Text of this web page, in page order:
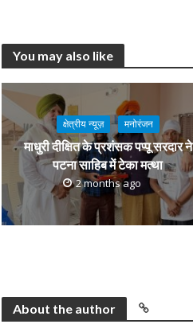
You may also like
क्षेत्रीय न्यूज़ मनोरंजन
माधुरी दीक्षित के प्रशंसक पप्पू सरदार ने
पटना साहिब में टेका मत्था
2 months ago
About the author